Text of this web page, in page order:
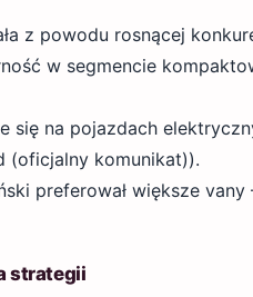
z powodu rosnącej
w segmencie
się na pojazdach
(oficjalny komunikat)).
preferował większe
strategii